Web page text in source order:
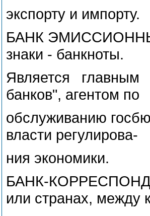
экспорту и импорту.
БАНК
знаки - банкноты.
Является
банков", агентом по
обслуживанию
власти регулирова-
ния экономики.
БАНК-
или странах, между